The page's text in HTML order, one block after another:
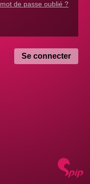
mot de passe oublié ?